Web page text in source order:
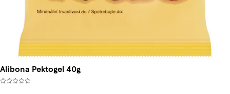
Alibona Pektogel 40g